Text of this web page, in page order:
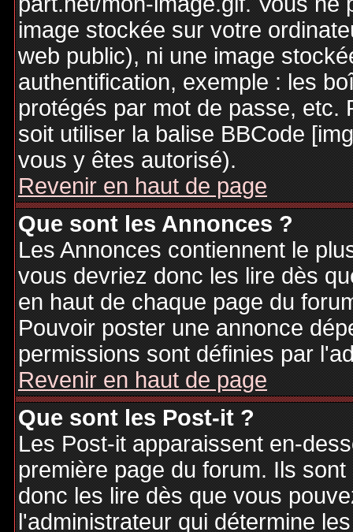
image stockée sur votre
web public), ni une image
authentification, exemple : les
protégés par mot de passe, etc.
soit utiliser la balise BBCode
vous y êtes autorisé).
Revenir en haut de page
Que sont les Annonces ?
Les Annonces contiennent le
vous devriez donc les lire dès
en haut de chaque page du
Pouvoir poster une annonce
permissions sont définies par
Revenir en haut de page
Que sont les Post-it ?
Les Post-it apparaissent en-
première page du forum. Ils
donc les lire dès que vous
l'administrateur qui détermine